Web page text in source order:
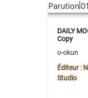
Parution
DAILY
Copy
o-okun
Éditeur :
Studio